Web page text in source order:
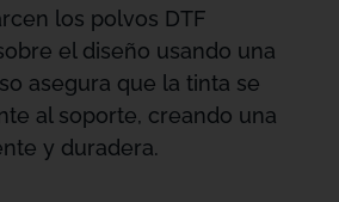
los polvos DTF
el diseño usando una
asegura que la tinta se
al soporte, creando una
y duradera.